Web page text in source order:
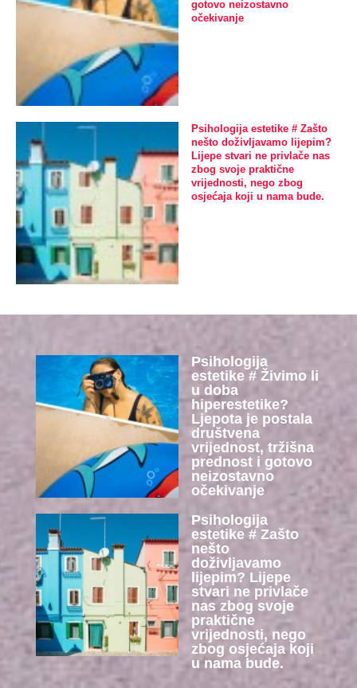
gotovo neizostavno
očekivanje
Psihologija estetike # Zašto
nešto doživljavamo lijepim?
Lijepe stvari ne privlače nas
zbog svoje praktične
vrijednosti, nego zbog
osjećaja koji u nama bude.
Psihologija
estetike # Živimo li
u doba
hiperestetike?
Ljepota je postala
društvena
vrijednost, tržišna
prednost i gotovo
neizostavno
očekivanje
Psihologija
estetike # Zašto
nešto
doživljavamo
lijepim? Lijepe
stvari ne privlače
nas zbog svoje
praktične
vrijednosti, nego
zbog osjećaja koji
u nama bude.